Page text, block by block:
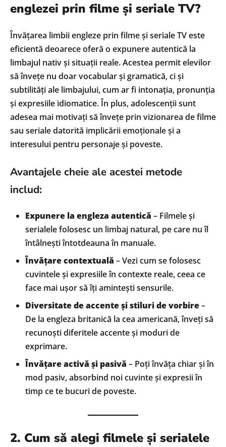
englezei prin filme și seriale TV?
Învățarea limbii engleze prin filme și seriale TV este
eficientă deoarece oferă o expunere autentică la
limbajul nativ și situații reale. Acestea permit elevilor
să învețe nu doar vocabular și gramatică, ci și
subtilități ale limbajului, cum ar fi intonația, pronunția
și expresiile idiomatice. În plus, adolescenții sunt
adesea mai motivați să învețe prin vizionarea de filme
sau seriale datorită implicării emoționale și a
interesului pentru personaje și poveste.
Avantajele cheie ale acestei metode
includ:
Expunere la engleza autentică – Filmele și
serialele folosesc un limbaj natural, pe care nu îl
întâlnești întotdeauna în manuale.
Învățare contextuală – Vezi cum se folosesc
cuvintele și expresiile în contexte reale, ceea ce
face mai ușor să îți amintești sensurile.
Diversitate de accente și stiluri de vorbire–
De la engleza britanică la cea americană, înveți să
recunoști diferitele accente și moduri de
exprimare.
Învățare activă și pasivă – Poți învăța chiar și în
mod pasiv, absorbind noi cuvinte și expresii în
timp ce te bucuri de poveste.
2. Cum să alegi filmele și serialele